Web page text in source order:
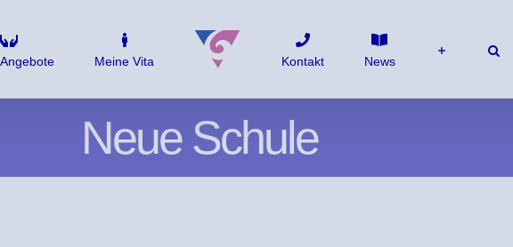
Meine Vita Kontakt News
Neue Schule